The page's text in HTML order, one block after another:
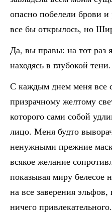
опасно побелели брови
все бы открылось, но
Да, вы правы: на тот раз
находясь в глубокой тени.
С каждым днем меня все
призрачному желтому
которого сами собой
лицо. Меня будто
ненужными прежние
всякое желание
показывая миру белесое
на все заверения
ничего привлекательного.